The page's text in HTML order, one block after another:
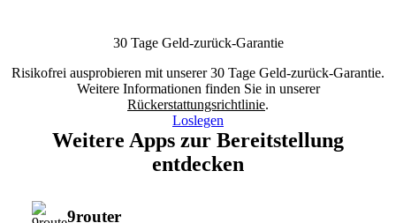
30 Tage Geld-zurück-Garantie
Risikofrei ausprobieren mit unserer 30 Tage Geld-zurück-Garantie.
Weitere Informationen finden Sie in unserer
Rückerstattungsrichtlinie.
Loslegen
Weitere Apps zur Bereitstellung
entdecken
9router